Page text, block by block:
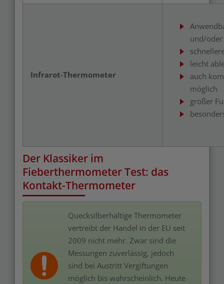
Infrarot-Thermometer
und/oder
leicht
auch
möglich
großer
Der Klassiker im
Fieberthermometer Test: das
Kontakt-Thermometer
Quecksilberhaltige Thermometer
vertreibt der Handel in der EU seit
2009 nicht mehr. Zwar sind die
Messungen zuverlässig, jedoch
sind bei Austritt Vergiftungen
möglich bis wahrscheinlich. Heute